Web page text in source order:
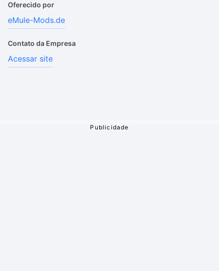
Oferecido por
eMule-Mods.de
Contato da Empresa
Acessar site